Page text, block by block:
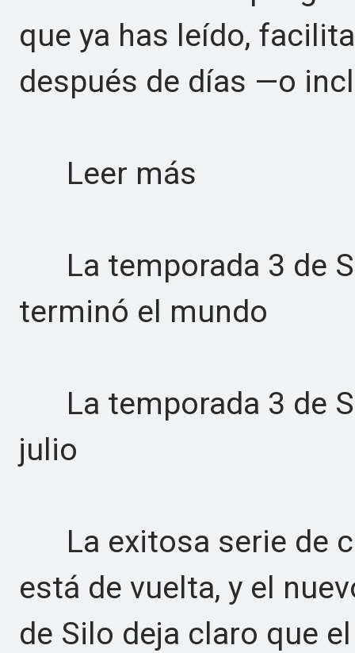
que ya has leído,
después de días —o
Leer más
La temporada 3 de
terminó el mundo
La temporada 3 de
julio
La exitosa serie de
está de vuelta, y el
de Silo deja claro que